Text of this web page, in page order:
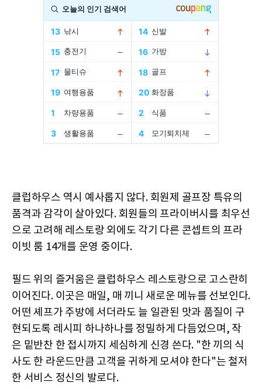
클럽하우스 역시 예사롭지 않다. 회원제 골프장 특유의
품격과 감각이 살아있다. 회원들의 프라이버시를 최우선
으로 고려해 레스토랑 외에도 각기 다른 콘셉트의 프라
이빗 룸 14개를 운영 중이다.
필드 위의 즐거움은 클럽하우스 레스토랑으로 고스란히
이어진다. 이곳은 매일, 매 끼니 새로운 메뉴를 선보인다.
어떤 셰프가 주방에 서더라도 늘 일관된 맛과 품질이 구
현되도록 레시피 하나하나를 정밀하게 다듬었으며, 작
은 밑반찬 한 접시까지 세심하게 신경 쓴다. "한 끼의 식
사도 한 라운드만큼 고객을 귀하게 모셔야 한다"는 철저
한 서비스 정신의 발로다.